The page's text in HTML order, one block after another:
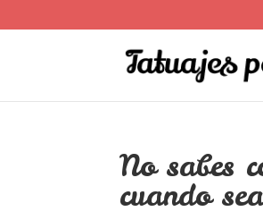
No sabes
cuando